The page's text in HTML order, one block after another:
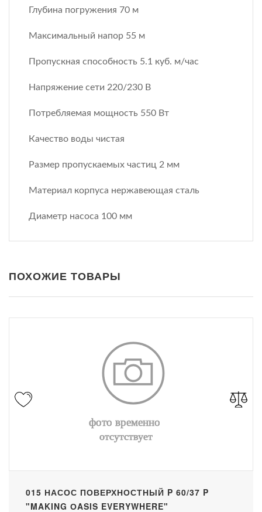
Глубина погружения 70 м
Максимальный напор 55 м
Пропускная способность 5.1 куб. м/час
Напряжение сети 220/230 В
Потребляемая мощность 550 Вт
Качество воды чистая
Размер пропускаемых частиц 2 мм
Материал корпуса нержавеющая сталь
Диаметр насоса 100 мм
ПОХОЖИЕ ТОВАРЫ
015 НАСОС ПОВЕРХНОСТНЫЙ P 60/37 P
"MAKING ОASIS EVERYWHERE"